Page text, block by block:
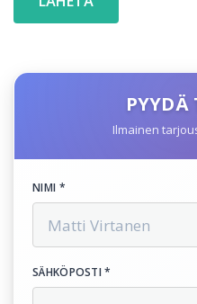
PYYDÄ
Ilmainen
NIMI *
SÄHKÖPOSTI *